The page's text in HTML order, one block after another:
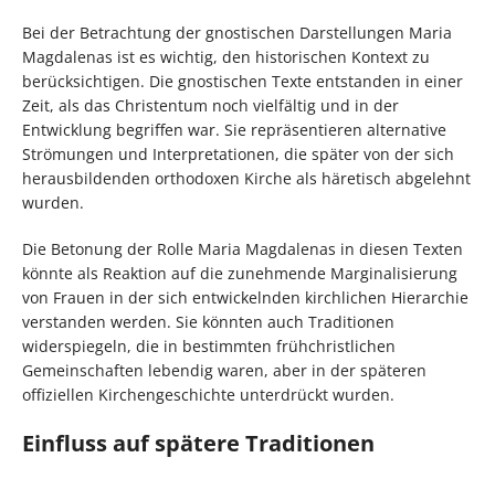
Bei der Betrachtung der gnostischen Darstellungen Maria
Magdalenas ist es wichtig, den historischen Kontext zu
berücksichtigen. Die gnostischen Texte entstanden in einer
Zeit, als das Christentum noch vielfältig und in der
Entwicklung begriffen war. Sie repräsentieren alternative
Strömungen und Interpretationen, die später von der sich
herausbildenden orthodoxen Kirche als häretisch abgelehnt
wurden.
Die Betonung der Rolle Maria Magdalenas in diesen Texten
könnte als Reaktion auf die zunehmende Marginalisierung
von Frauen in der sich entwickelnden kirchlichen Hierarchie
verstanden werden. Sie könnten auch Traditionen
widerspiegeln, die in bestimmten frühchristlichen
Gemeinschaften lebendig waren, aber in der späteren
offiziellen Kirchengeschichte unterdrückt wurden.
Einfluss auf spätere Traditionen